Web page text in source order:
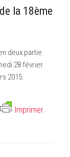
la 18ème
deux partie.
28 février
2015.
Imprimer